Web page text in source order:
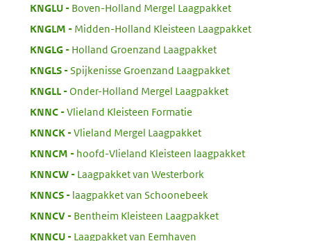
KNGLU:
Boven-Holland Mergel Laagpakket
KNGLM
Midden-Holland Kleisteen Laagpakket
KNGLG:
Holland Groenzand Laagpakket
KNGLS:
Spijkenisse Groenzand Laagpakket
KNGLL
Onder-Holland Mergel Laagpakket
KNNC:
Vlieland Kleisteen Formatie
KNNCK:
Vlieland Mergel Laagpakket
KNNCM
hoofd-Vlieland Kleisteen laagpakket
KNNCW:
Laagpakket van Westerbork
KNNCS:
laagpakket van Schoonebeek
KNNCV:
Bentheim Kleisteen Laagpakket
KNNCU:
Laagpakket van Eemhaven